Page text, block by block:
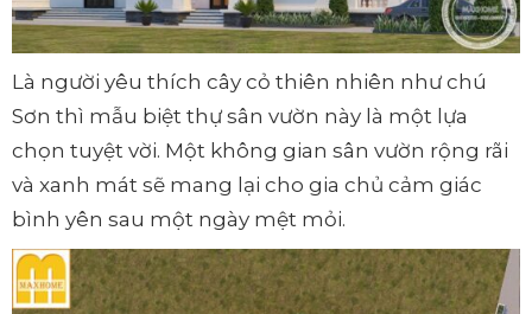
Là người yêu thích cây cỏ thiên nhiên như chú
Sơn thì mẫu biệt thự sân vườn này là một lựa
chọn tuyệt vời. Một không gian sân vườn rộng rãi
và xanh mát sẽ mang lại cho gia chủ cảm giác
bình yên sau một ngày mệt mỏi.